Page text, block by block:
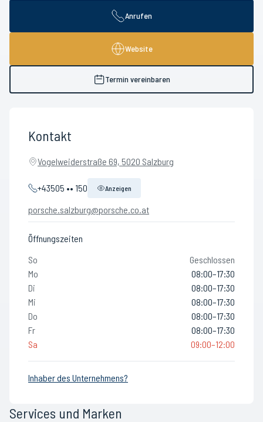
Anrufen
Website
Termin vereinbaren
Kontakt
Vogelweiderstraße 69, 5020 Salzburg
+43505 •• 150 Anzeigen
porsche.salzburg@porsche.co.at
Öffnungszeiten
So
Geschlossen
Mo
08:00–17:30
Di
08:00–17:30
Mi
08:00–17:30
Do
08:00–17:30
Fr
08:00–17:30
Sa
09:00–12:00
Inhaber des Unternehmens?
Services und Marken